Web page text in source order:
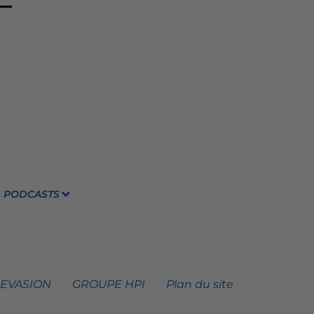
PODCASTS
GROUPE HPI Plan du site